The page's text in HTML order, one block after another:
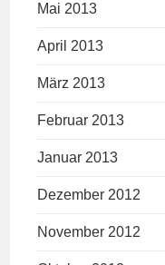
Mai 2013
April 2013
März 2013
Februar 2013
Januar 2013
Dezember 2012
November 2012